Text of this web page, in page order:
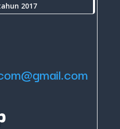
2017